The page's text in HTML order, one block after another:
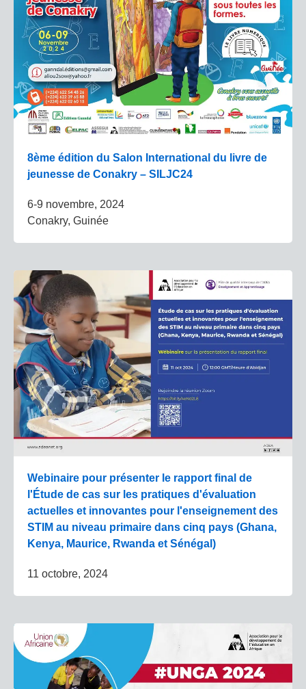
8ème édition du Salon International du livre de
jeunesse de Conakry – SILJC24
6-9 novembre, 2024
Conakry, Guinée
Webinaire pour présenter le rapport final de
l'Étude de cas sur les pratiques d'évaluation
actuelles et innovantes pour l'enseignement des
STIM au niveau primaire dans cinq pays (Ghana,
Kenya, Maurice, Rwanda et Sénégal)
11 octobre, 2024